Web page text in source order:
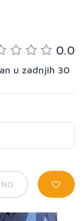
0.0
u zadnjih 30